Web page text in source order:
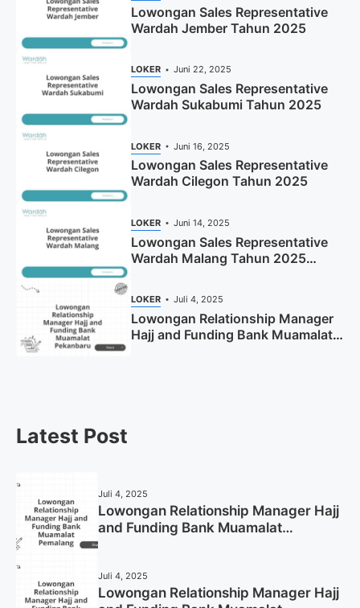
Lowongan Sales Representative
Wardah Jember Tahun 2025
LOKER Juni 22, 2025
Lowongan Sales Representative
Wardah Sukabumi Tahun 2025
LOKER Juni 16, 2025
Lowongan Sales Representative
Wardah Cilegon Tahun 2025
LOKER Juni 14, 2025
Lowongan Sales Representative
Wardah Malang Tahun 2025
LOKER Juli 4, 2025
Lowongan Relationship Manager
Hajj and Funding Bank Muamalat
Latest Post
Juli 4, 2025
Lowongan Relationship Manager Hajj
and Funding Bank Muamalat
Juli 4, 2025
Lowongan Relationship Manager Hajj